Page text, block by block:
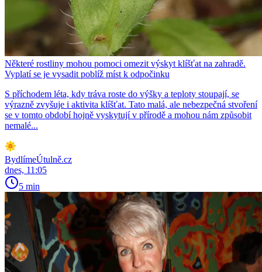
Některé rostliny mohou pomoci omezit výskyt klíšťat na zahradě.
Vyplatí se je vysadit poblíž míst k odpočinku
S příchodem léta, kdy tráva roste do výšky a teploty stoupají, se
výrazně zvyšuje i aktivita klíšťat. Tato malá, ale nebezpečná stvoření
se v tomto období hojně vyskytují v přírodě a mohou nám způsobit
nemalé...
BydlímeÚtulně.cz
dnes, 11:05
5 min